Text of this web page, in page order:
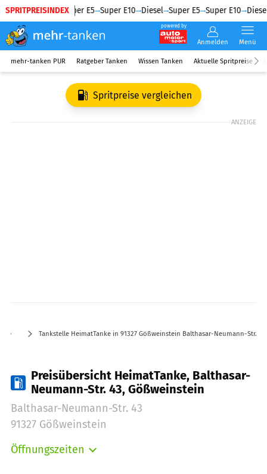
SPRITPREISINDEX
Diesel Super E5 Super E10 Diesel Super E5 Super E10 Diesel
powered by
Anmelden Menü
mehr-tanken PUR Ratgeber Tanken Wissen Tanken Aktuelle Spritpreise
Spritpreise vergleichen
ANZEIGE
Tankstelle HeimatTanke in 91327 Gößweinstein Balthasar-Neumann-Str. 43
Preisübersicht HeimatTanke, Balthasar-
Neumann-Str. 43, Gößweinstein
Balthasar-Neumann-Str. 43
91327 Gößweinstein
Öffnungszeiten